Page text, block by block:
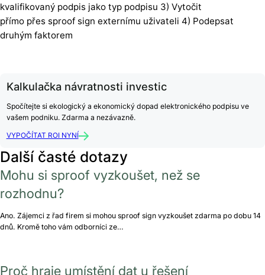
kvalifikovaný podpis jako typ podpisu 3) Vytočit
přímo přes sproof sign externímu uživateli 4) Podepsat
druhým faktorem
Kalkulačka návratnosti investic
Spočítejte si ekologický a ekonomický dopad elektronického podpisu ve
vašem podniku. Zdarma a nezávazně.
VYPOČÍTAT ROI NYNÍ
Další časté dotazy
Mohu si sproof vyzkoušet, než se
rozhodnu?
Ano. Zájemci z řad firem si mohou sproof sign vyzkoušet zdarma po dobu 14
dnů. Kromě toho vám odborníci ze…
Proč hraje umístění dat u řešení